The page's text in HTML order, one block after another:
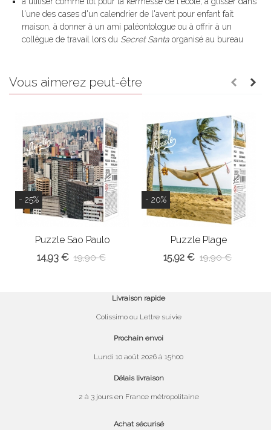
l'une des cases d'un calendrier de l'avent pour enfant fait
maison, à donner à un ami paléontologue ou à offrir à un
collègue de travail lors du Secret Santa organisé au bureau
Vous aimerez peut-être
- 25%
Puzzle Sao Paulo
14,93 € 19,90 €
- 20%
Puzzle Plage
paradisiaque
15,92 € 19,90 €
Livraison rapide
Colissimo ou Lettre suivie
Prochain envoi
Lundi 10 août 2026 à 15h00
Délais livraison
2 à 3 jours en France métropolitaine
Achat sécurisé